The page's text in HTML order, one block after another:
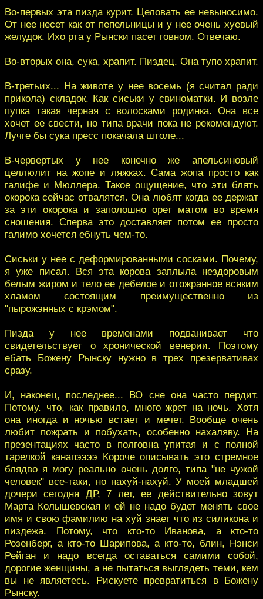
Во-первых эта пизда курит. Целовать ее невыносимо.
От нее несет как от пепельницы и у нее очень хуевый
желудок. Ихо рта у Рынски пасет говном. Отвечаю.
Во-вторых она, сука, храпит. Пиздец. Она тупо храпит.
В-третьих... На животе у нее восемь (я считал ради
прикола) складок. Как сиськи у свиноматки. И возле
пупка такая черная с волосками родинка. Она все
хочет ее свести, но типа врачи пока не рекомендуют.
Лучге бы сука пресс покачала штоле...
В-червертых у нее конечно же апельсиновый
целлюлит на жопе и ляжках. Сама жопа просто как
галифе и Мюллера. Такое ощущение, что эти блять
окорока сейчас отвалятся. Она любят когда ее держат
за эти окорока и заполошно орет матом во время
сношения. Сперва это доставляет потом ее просто
галимо хочется ебнуть чем-то.
Сиськи у нее с деформированными сосками. Почему,
я уже писал. Вся эта корова заплыла нездоровым
белым жиром и тело ее дебелое и отожранное всяким
хламом состоящим преимущественно из
"пырожэнных с крэмом".
Пизда у нее временами подванивает что
свидетельствует о хронической венерии. Поэтому
ебать Божену Рынску нужно в трех презервативах
сразу.
И, наконец, последнее... ВО сне она часто пердит.
Потому. что, как правило, много жрет на ночь. Хотя
она иногда и ночью встает и мечет. Вообще очень
любит пожрать и побухать, особенно нахаляву. На
презентациях часто в полговна упитая и с полной
тарелкой канапээээ Короче описывать это стремное
блядво я могу реально очень долго, типа "не чужой
человек" все-таки, но нахуй-нахуй. У моей младшей
дочери сегодня ДР, 7 лет, ее действительно зовут
Марта Колышевская и ей не надо будет менять свое
имя и свою фамилию на хуй знает что из силикона и
пиздежа. Потому, что кто-то Иванова, а кто-то
Розенберг, а кто-то Шарипова, а кто-то, блин, Нэнси
Рейган и надо всегда оставаться самими собой,
дорогие женщины, а не пытаться выглядеть теми, кем
вы не являетесь. Рискуете превратиться в Божену
Рынску.